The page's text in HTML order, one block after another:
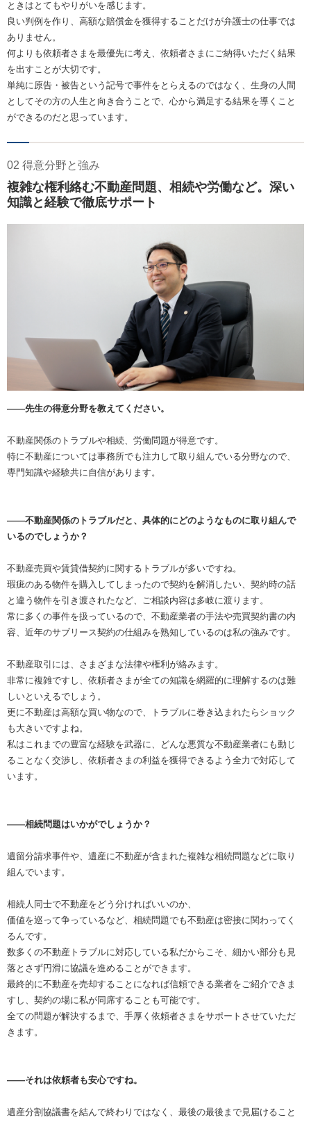
ときはとてもやりがいを感じます。
良い判例を作り、高額な賠償金を獲得することだけが弁護士の仕事では
ありません。
何よりも依頼者さまを最優先に考え、依頼者さまにご納得いただく結果
を出すことが大切です。
単純に原告・被告という記号で事件をとらえるのではなく、生身の人間
としてその方の人生と向き合うことで、心から満足する結果を導くこと
ができるのだと思っています。
02 得意分野と強み
複雑な権利絡む不動産問題、相続や労働など。深い
知識と経験で徹底サポート
――先生の得意分野を教えてください。
不動産関係のトラブルや相続、労働問題が得意です。
特に不動産については事務所でも注力して取り組んでいる分野なので、
専門知識や経験共に自信があります。
――不動産関係のトラブルだと、具体的にどのようなものに取り組んで
いるのでしょうか？
不動産売買や賃貸借契約に関するトラブルが多いですね。
瑕疵のある物件を購入してしまったので契約を解消したい、契約時の話
と違う物件を引き渡されたなど、ご相談内容は多岐に渡ります。
常に多くの事件を扱っているので、不動産業者の手法や売買契約書の内
容、近年のサブリース契約の仕組みを熟知しているのは私の強みです。
不動産取引には、さまざまな法律や権利が絡みます。
非常に複雑ですし、依頼者さまが全ての知識を網羅的に理解するのは難
しいといえるでしょう。
更に不動産は高額な買い物なので、トラブルに巻き込まれたらショック
も大きいですよね。
私はこれまでの豊富な経験を武器に、どんな悪質な不動産業者にも動じ
ることなく交渉し、依頼者さまの利益を獲得できるよう全力で対応して
います。
――相続問題はいかがでしょうか？
遺留分請求事件や、遺産に不動産が含まれた複雑な相続問題などに取り
組んでいます。
相続人同士で不動産をどう分ければいいのか、
価値を巡って争っているなど、相続問題でも不動産は密接に関わってく
るんです。
数多くの不動産トラブルに対応している私だからこそ、細かい部分も見
落とさず円滑に協議を進めることができます。
最終的に不動産を売却することになれば信頼できる業者をご紹介できま
すし、契約の場に私が同席することも可能です。
全ての問題が解決するまで、手厚く依頼者さまをサポートさせていただ
きます。
――それは依頼者も安心ですね。
遺産分割協議書を結んで終わりではなく、最後の最後まで見届けること